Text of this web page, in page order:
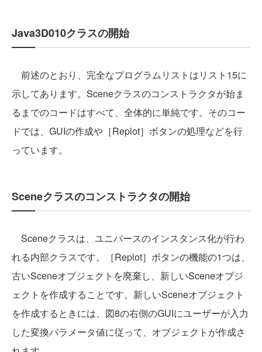
Java3D010クラスの開始
前述のとおり、完全なプログラムリストはリスト15に
示してあります。Sceneクラスのコンストラクタが始ま
るまでのコードはすべて、全体的に単純です。そのコー
ドでは、GUIの作成や［Replot］ボタンの処理などを行
っています。
Sceneクラスのコンストラクタの開始
Sceneクラスは、ユニバースのインスタンス化が行わ
れる内部クラスです。［Replot］ボタンの機能の1つは、
古いSceneオブジェクトを廃棄し、新しいSceneオブジ
ェクトを作成することです。新しいSceneオブジェクト
を作成するときには、図8の右側のGUIにユーザーが入力
した変換パラメータ値に従って、オブジェクトが作成さ